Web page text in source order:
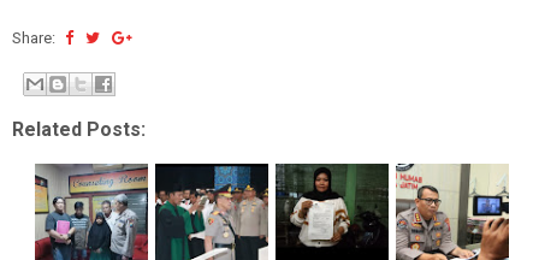
Share:
Related Posts: